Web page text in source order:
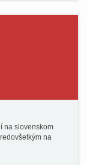
na slovenskom
na